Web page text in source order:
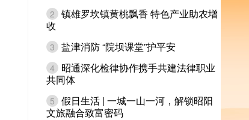
2 镇雄罗坎镇黄桃飘香 特色产业助农增
收
3 盐津消防 “院坝课堂”护平安
4
昭通深化检律协作携手共建法律职业
共同体
5 假日生活 | 一城一山一河，解锁昭阳
文旅融合致富密码